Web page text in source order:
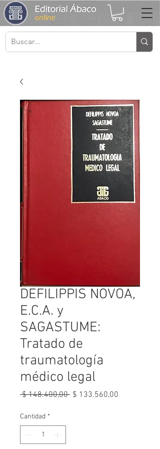
DEFILIPPIS NOVOA,
E.C.A. y
SAGASTUME:
Tratado de
traumatología
médico legal
$ 148.400,00 Precio
$ 133.560,00
Cantidad *